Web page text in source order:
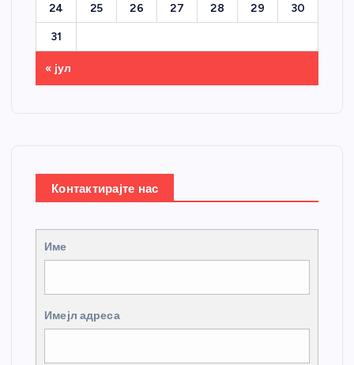
24 25 26 27 28 29 30
31
« јул
Контактирајте нас
Име
Имејл адреса